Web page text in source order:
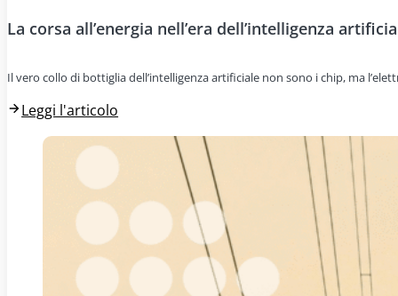
La corsa all’energia nell’era dell’intelligenza
Il vero collo di bottiglia dell’intelligenza artificiale non sono i chip, ma
Leggi l'articolo